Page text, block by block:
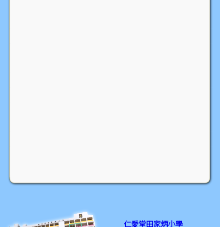
仁愛堂田家炳小學